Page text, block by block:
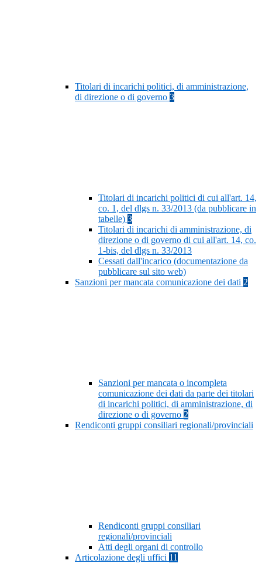
Titolari di incarichi politici, di amministrazione,
di direzione o di governo 3
Titolari di incarichi politici di cui all'art. 14,
co. 1, del dlgs n. 33/2013 (da pubblicare in
tabelle) 3
Titolari di incarichi di amministrazione, di
direzione o di governo di cui all'art. 14, co.
1-bis, del dlgs n. 33/2013
Cessati dall'incarico (documentazione da
pubblicare sul sito web)
Sanzioni per mancata comunicazione dei dati 2
Sanzioni per mancata o incompleta
comunicazione dei dati da parte dei titolari
di incarichi politici, di amministrazione, di
direzione o di governo 2
Rendiconti gruppi consiliari regionali/provinciali
Rendiconti gruppi consiliari
regionali/provinciali
Atti degli organi di controllo
Articolazione degli uffici 11